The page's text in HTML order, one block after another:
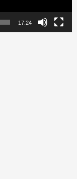
17:24